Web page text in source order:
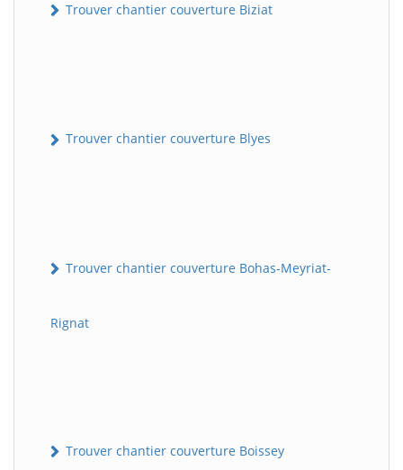
Trouver chantier couverture Biziat
Trouver chantier couverture Blyes
Trouver chantier couverture Bohas-Meyriat-
Rignat
Trouver chantier couverture Boissey